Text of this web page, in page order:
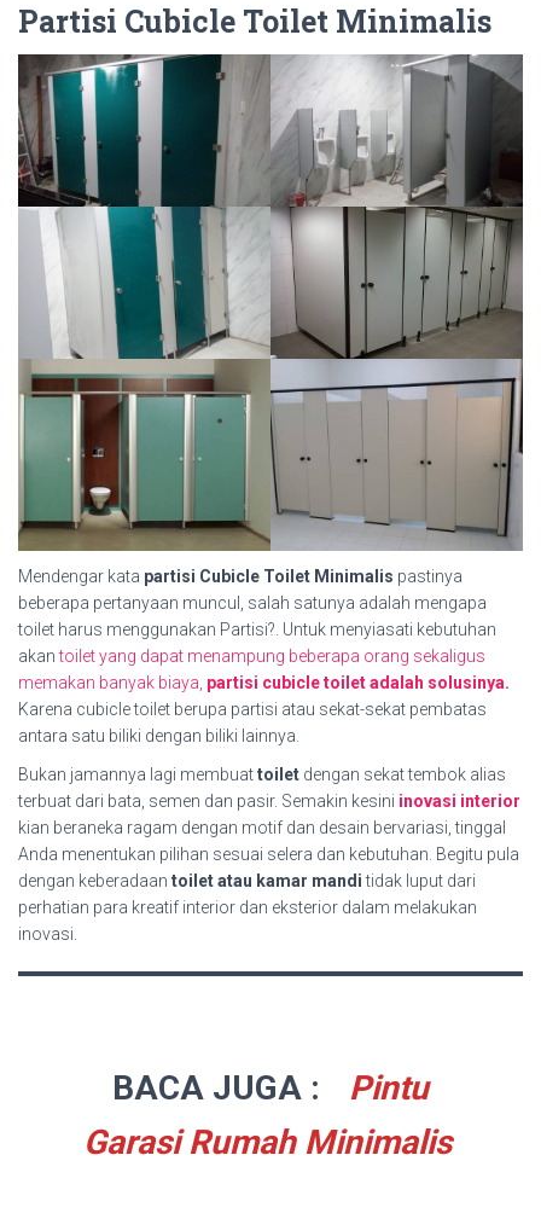
Partisi Cubicle Toilet Minimalis
Mendengar kata partisi Cubicle Toilet Minimalis pastinya
beberapa pertanyaan muncul, salah satunya adalah mengapa
toilet harus menggunakan Partisi?. Untuk menyiasati kebutuhan
akantoilet yang dapat menampung beberapa orang sekaligus
memakan banyak biaya, partisi cubicle toilet adalah solusinya.
Karena cubicle toilet berupa partisi atau sekat-sekat pembatas
antara satu biliki dengan biliki lainnya.
Bukan jamannya lagi membuattoilet dengan sekat tembok alias
terbuat dari bata, semen dan pasir. Semakin kesini inovasi interior
kian beraneka ragam dengan motif dan desain bervariasi, tinggal
Anda menentukan pilihan sesuai selera dan kebutuhan. Begitu pula
dengan keberadaan toilet atau kamar manditidak luput dari
perhatian para kreatif interior dan eksterior dalam melakukan
inovasi.
BACA JUGA :
Pintu
Garasi Rumah Minimalis